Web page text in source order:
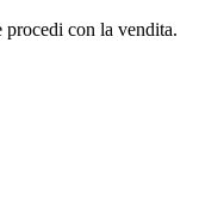
con la vendita.